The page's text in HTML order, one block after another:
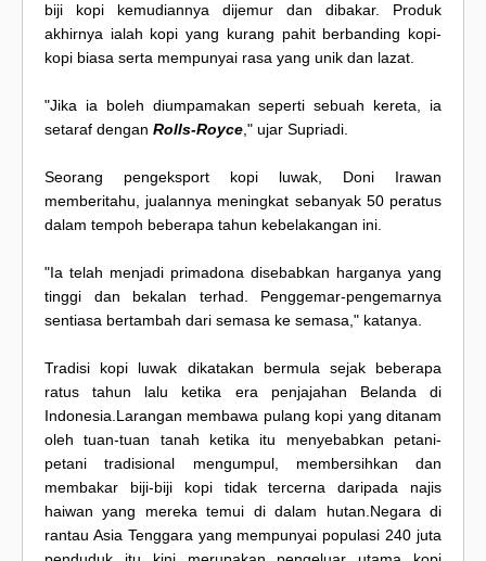
biji kopi kemudiannya dijemur dan dibakar. Produk
akhirnya ialah kopi yang kurang pahit berbanding kopi-
kopi biasa serta mempunyai rasa yang unik dan lazat.
"Jika ia boleh diumpamakan seperti sebuah kereta, ia
setaraf dengan Rolls-Royce ," ujar Supriadi.
Seorang pengeksport kopi luwak, Doni Irawan
memberitahu, jualannya meningkat sebanyak 50 peratus
dalam tempoh beberapa tahun kebelakangan ini.
"Ia telah menjadi primadona disebabkan harganya yang
tinggi dan bekalan terhad. Penggemar-pengemarnya
sentiasa bertambah dari semasa ke semasa," katanya.
Tradisi kopi luwak dikatakan bermula sejak beberapa
ratus tahun lalu ketika era penjajahan Belanda di
Indonesia.Larangan membawa pulang kopi yang ditanam
oleh tuan-tuan tanah ketika itu menyebabkan petani-
petani tradisional mengumpul, membersihkan dan
membakar biji-biji kopi tidak tercerna daripada najis
haiwan yang mereka temui di dalam hutan.Negara di
rantau Asia Tenggara yang mempunyai populasi 240 juta